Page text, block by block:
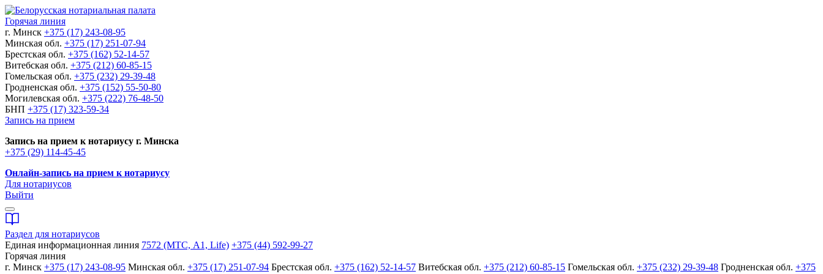
Горячая линия
г. Минск +375 (17) 243-08-95
Минская обл. +375 (17) 251-07-94
Брестская обл. +375 (162) 52-14-57
Витебская обл. +375 (212) 60-85-15
Гомельская обл. +375 (232) 29-39-48
Гродненская обл. +375 (152) 55-50-80
Могилевская обл. +375 (222) 76-48-50
БНП +375 (17) 323-59-34
Запись на прием
Запись на прием к нотариусу г. Минска
+375 (29) 114-45-45
Онлайн-запись на прием к нотариусу
Для нотариусов
Выйти
Раздел для нотариусов
Единая информационная линия 7572 (МТС, A1, Life) +375 (44) 592-99-27
Горячая линия
г. Минск +375 (17) 243-08-95 Минская обл. +375 (17) 251-07-94 Брестская обл. +375 (162) 52-14-57 Витебская обл. +375 (212) 60-85-15 Гомельская обл. +375 (232) 29-39-48 Гродненская обл. +375